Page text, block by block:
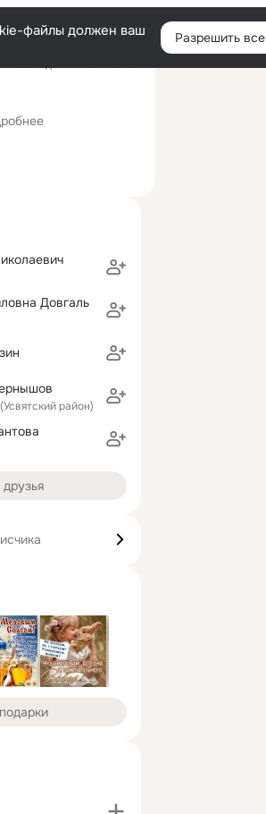
Войти
файлы должен ваш
Разрешить все
Довгаль
район)